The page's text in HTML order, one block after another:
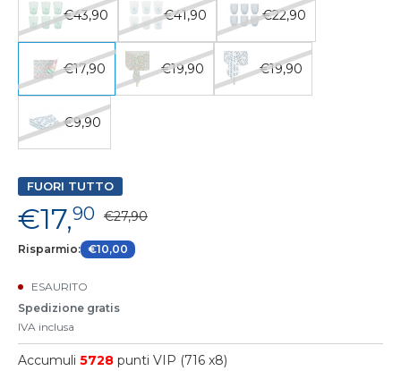
€43,90 €41,90 €22,90
€17,90 €19,90 €19,90
€9,90
FUORI TUTTO
€17,90 €27,90
Risparmio: €10,00
ESAURITO
Spedizione gratis
IVA inclusa
Accumuli 5728 punti VIP (716 x8)